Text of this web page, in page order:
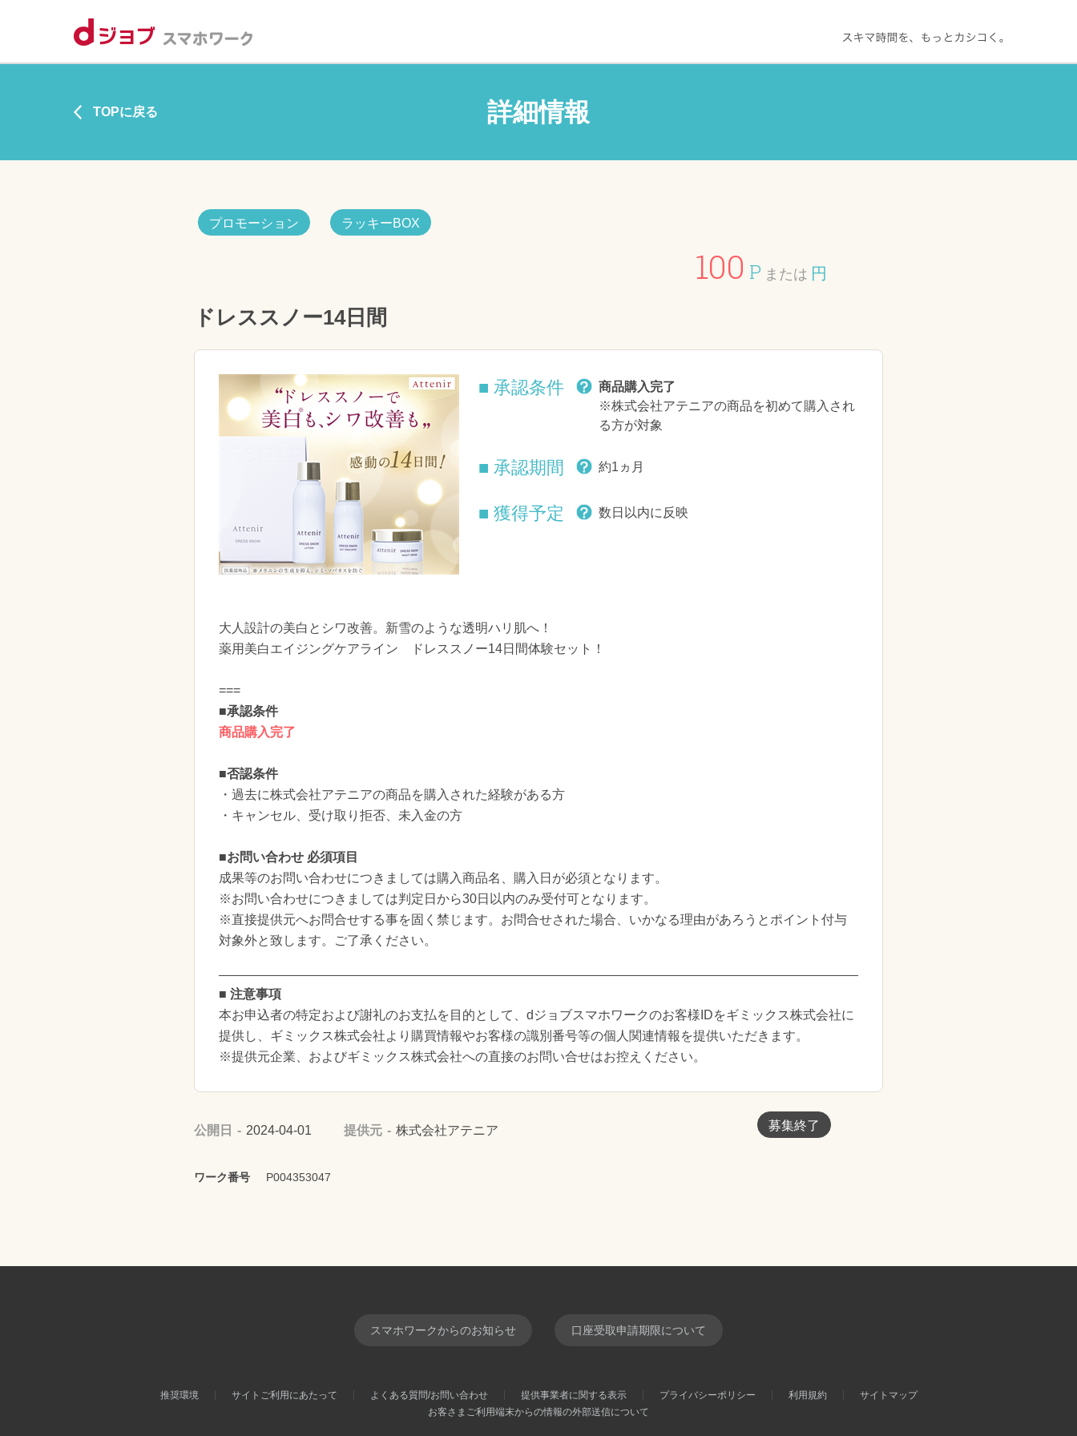
詳細情報
TOPに戻る
プロモーション ラッキーBOX
100 P または 円
ドレススノー14日間
■ 承認条件
商品購入完了
※株式会社アテニアの商品を初めて購入され
る方が対象
■ 承認期間 約1ヵ月
■ 獲得予定 数日以内に反映
大人設計の美白とシワ改善。新雪のような透明ハリ肌へ！
薬用美白エイジングケアライン ドレススノー14日間体験セット！
===
■承認条件
商品購入完了
■否認条件
・過去に株式会社アテニアの商品を購入された経験がある方
・キャンセル、受け取り拒否、未入金の方
■お問い合わせ 必須項目
成果等のお問い合わせにつきましては購入商品名、購入日が必須となります。
※お問い合わせにつきましては判定日から30日以内のみ受付可となります。
※直接提供元へお問合せする事を固く禁じます。お問合せされた場合、いかなる理由があろうとポイント付与
対象外と致します。ご了承ください。
■ 注意事項
本お申込者の特定および謝礼のお支払を目的として、dジョブスマホワークのお客様IDをギミックス株式会社に
提供し、ギミックス株式会社より購買情報やお客様の識別番号等の個人関連情報を提供いただきます。
※提供元企業、およびギミックス株式会社への直接のお問い合せはお控えください。
募集終了
公開日 2024-04-01 提供元 株式会社アテニア
ワーク番号 P004353047
スマホワークからのお知らせ 口座受取申請期限について
推奨環境 サイトご利用にあたって よくある質問/お問い合わせ 提供事業者に関する表示 プライバシーポリシー 利用規約
サイトマップ
お客さまご利用端末からの情報の外部送信について